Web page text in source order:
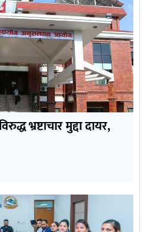
भ्रष्टाचार मुद्दा दायर,